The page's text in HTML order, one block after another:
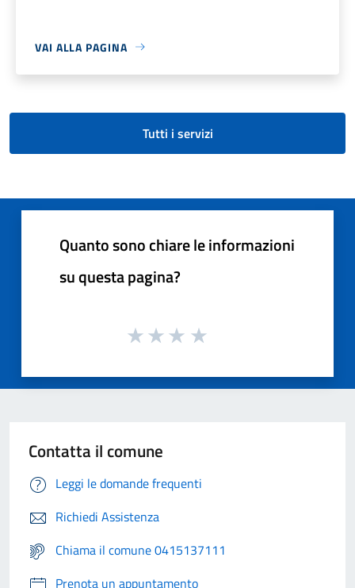
VAI ALLA PAGINA
Tutti i servizi
Quanto sono chiare le informazioni
su questa pagina?
Contatta il comune
Leggi le domande frequenti
Richiedi Assistenza
Chiama il comune 0415137111
Prenota un appuntamento